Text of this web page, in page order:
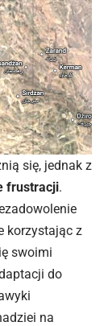
się, jednak z
frustracji.
korzystając z
swoimi
do
na